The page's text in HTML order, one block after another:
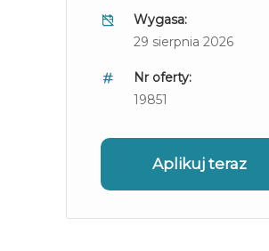
Wygasa:
29 sierpnia 2026
Nr oferty:
19851
Aplikuj teraz